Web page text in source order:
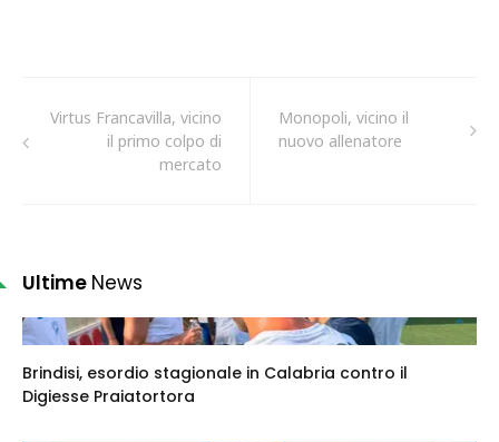
Virtus Francavilla, vicino
il primo colpo di
mercato
Monopoli, vicino il
nuovo allenatore
Ultime News
Brindisi, esordio stagionale in Calabria contro il
Digiesse Praiatortora